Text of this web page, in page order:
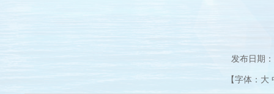
发布日期
【字体： 大